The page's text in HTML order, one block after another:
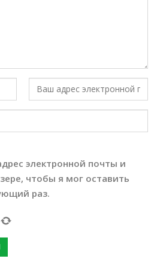
электронной почты и
чтобы я мог оставить
раз.